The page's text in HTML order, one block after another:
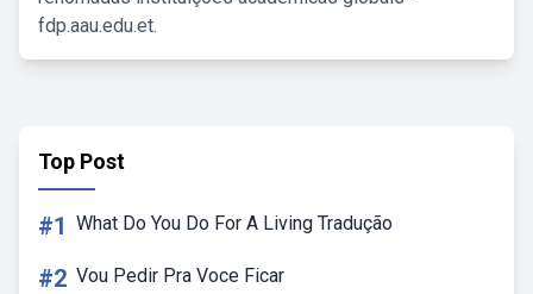
fdp.aau.edu.et.
Top Post
#1 What Do You Do For A Living Tradução
#2 Vou Pedir Pra Voce Ficar